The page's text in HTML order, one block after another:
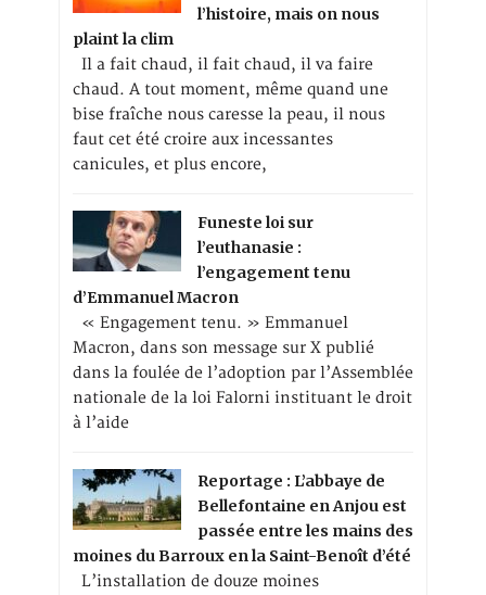
l’histoire, mais on nous
plaint la clim
Il a fait chaud, il fait chaud, il va faire
chaud. A tout moment, même quand une
bise fraîche nous caresse la peau, il nous
faut cet été croire aux incessantes
canicules, et plus encore,
Funeste loi sur
l’euthanasie :
l’engagement tenu
d’Emmanuel Macron
« Engagement tenu. » Emmanuel
Macron, dans son message sur X publié
dans la foulée de l’adoption par l’Assemblée
nationale de la loi Falorni instituant le droit
à l’aide
Reportage : L’abbaye de
Bellefontaine en Anjou est
passée entre les mains des
moines du Barroux en la Saint-Benoît d’été
L’installation de douze moines